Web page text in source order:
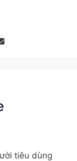
tiêu dùng